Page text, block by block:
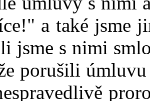
a také jsme
jsme s nimi
porušili